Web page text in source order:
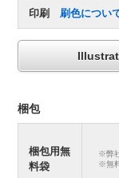
印刷刷色につい
梱包
梱包用無
料袋
※弊
※無